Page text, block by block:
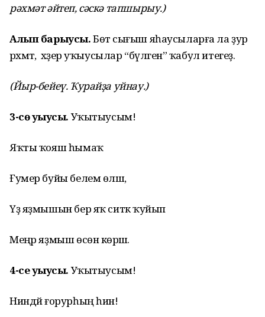
рәхмәт әйтеп, сәскә тапшырыу.)
Алып барыусы.Бөтә сығыш яһаусыларға ла ҙур
рәхмәт, ә хәҙер уҡыусылар “бүләген” ҡабул итегеҙ.
(Йыр-бейеү. Ҡурайҙа уйнау.)
3-сө уҡыусы.Уҡытыусым!
Яҡты ҡояш һымаҡ
Ғумер буйы белем өләшә,
Үҙ яҙмышын бер яҡ ситкә ҡуйып
Меңәр яҙмыш өсөн көрәшә.
4-се уҡыусы.Уҡытыусым!
Ниндәй ғорурһың һин!